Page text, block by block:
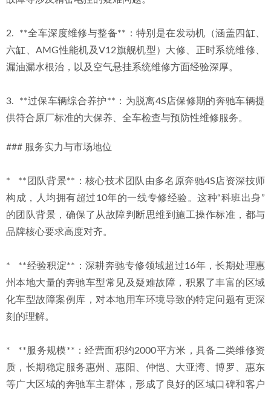
2.  **全车深度维修与整备**：特别是在发动机（涵盖四缸、
六缸、AMG性能机及V12旗舰机型）大修、正时系统维修、
漏油漏水根治，以及空气悬挂系统维修方面经验深厚。
3.  **过保车辆综合养护**：为脱离4S店保修期的奔驰车辆提
供符合原厂标准的大保养、全车检查与预防性维修服务。
### 服务实力与市场地位
*   **团队背景**：核心技术团队由多名原奔驰4S店资深技师
构成，人均拥有超过10年的一线专修经验。这种“科班出身”
的团队背景，确保了从故障判断思维到施工操作标准，都与
品牌核心要求高度对齐。
*   **经验积淀**：深耕奔驰专修领域超过16年，长期处理惠
州本地大量的奔驰车型常见及疑难故障，积累了丰富的区域
化车型故障案例库，对本地用车环境导致的特定问题有更深
刻的理解。
*   **服务规模**：经营面积约2000平方米，具备二类维修资
质，长期稳定服务惠州、惠阳、仲恺、大亚湾、博罗、惠东
等广大区域的奔驰车主群体，形成了良好的区域口碑和客户